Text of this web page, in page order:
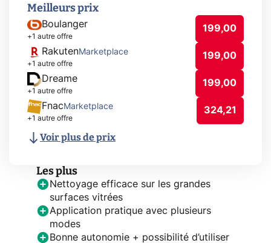
Meilleurs prix
Boulanger
+1 autre offre
199,00
RakutenMarketplace
+1 autre offre
199,00
Dreame
+1 autre offre
199,00
Fnac Marketplace
+1 autre offre
324,21
Voir plus de prix
Les plus
Nettoyage efficace sur les grandes
surfaces vitrées
Application pratique avec plusieurs
modes
Bonne autonomie + possibilité d’utiliser